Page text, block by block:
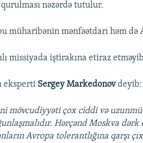
nəzərdə tutulur.
müharibənin mənfəətdarı həm də
missiyada iştirakına etiraz
eksperti Sergey Markedonovdeyib:
mövcudiyyəti çox ciddi və
Hərçənd Moskva
Avropa tolerantlığına qarşı